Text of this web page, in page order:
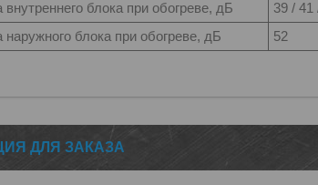
блока при обогреве, дБ
39 / 41
блока при обогреве, дБ
52
ДЛЯ ЗАКАЗА